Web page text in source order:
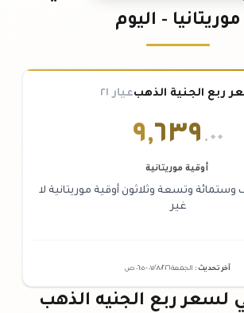
موريتانيا - اليوم
ربع الجنية الذهبعيار ٢١
٩,٦٣٩ .٠٠
أوقية موريتانية
وتسعة وثلاثون أوقية موريتانية لا
غير
آخر تحديث : الجمعة ٠٧ /٠٨/٢٠٢٦ - ٠٦:٠٥ ص
لسعر ربع الجنيه الذهب